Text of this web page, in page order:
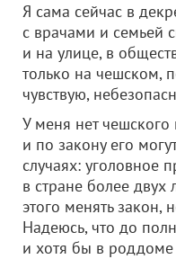
Я сама сейчас в
с врачами и семьей
и на улице, в
только на чешском,
чувствую,
У меня нет
и по закону его
случаях: уголовное
в стране более двух
этого менять закон,
Надеюсь, что до
и хотя бы в